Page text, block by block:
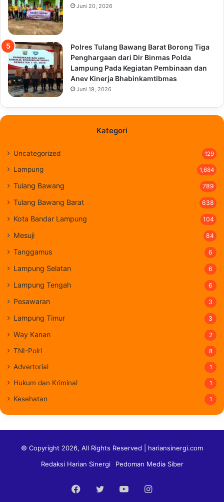
Juni 20, 2026
Polres Tulang Bawang Barat Borong Tiga
Penghargaan dari Dir Binmas Polda
Lampung Pada Kegiatan Pembinaan dan
Anev Kinerja Bhabinkamtibmas
Juni 19, 2026
Kategori
Uncategorized 129
Lampung 1,684
Tulang Bawang 789
Tulang Bawang Barat 638
Kota Bandar Lampung 104
Mesuji 84
Tanggamus 6
Lampung Selatan 6
Lampung Tengah 6
Pesawaran 3
Lampung Timur 3
Way Kanan 2
TNI-Polri 8
Advertorial 1
Hukum dan Kriminal 1
Kesehatan 1
© Copyright 2026, All Rights Reserved | hariansinergi.com
Redaksi Harian Sinergi
Pedoman Media Siber
Facebook
TwitterYouTubeInstagram